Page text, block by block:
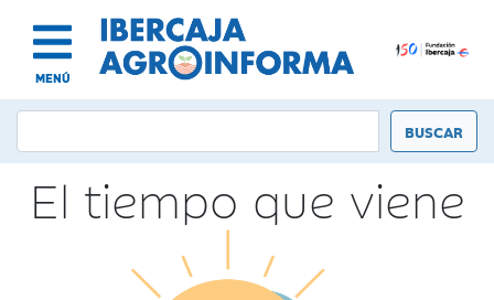
MENÚ
El tiempo que viene